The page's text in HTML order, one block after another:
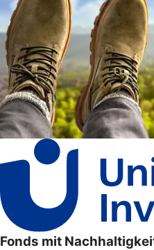
Fonds mit